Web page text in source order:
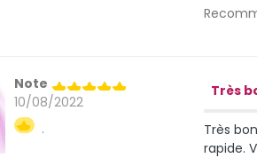
Note
10/08/2022
.
Très
Très
rapide.